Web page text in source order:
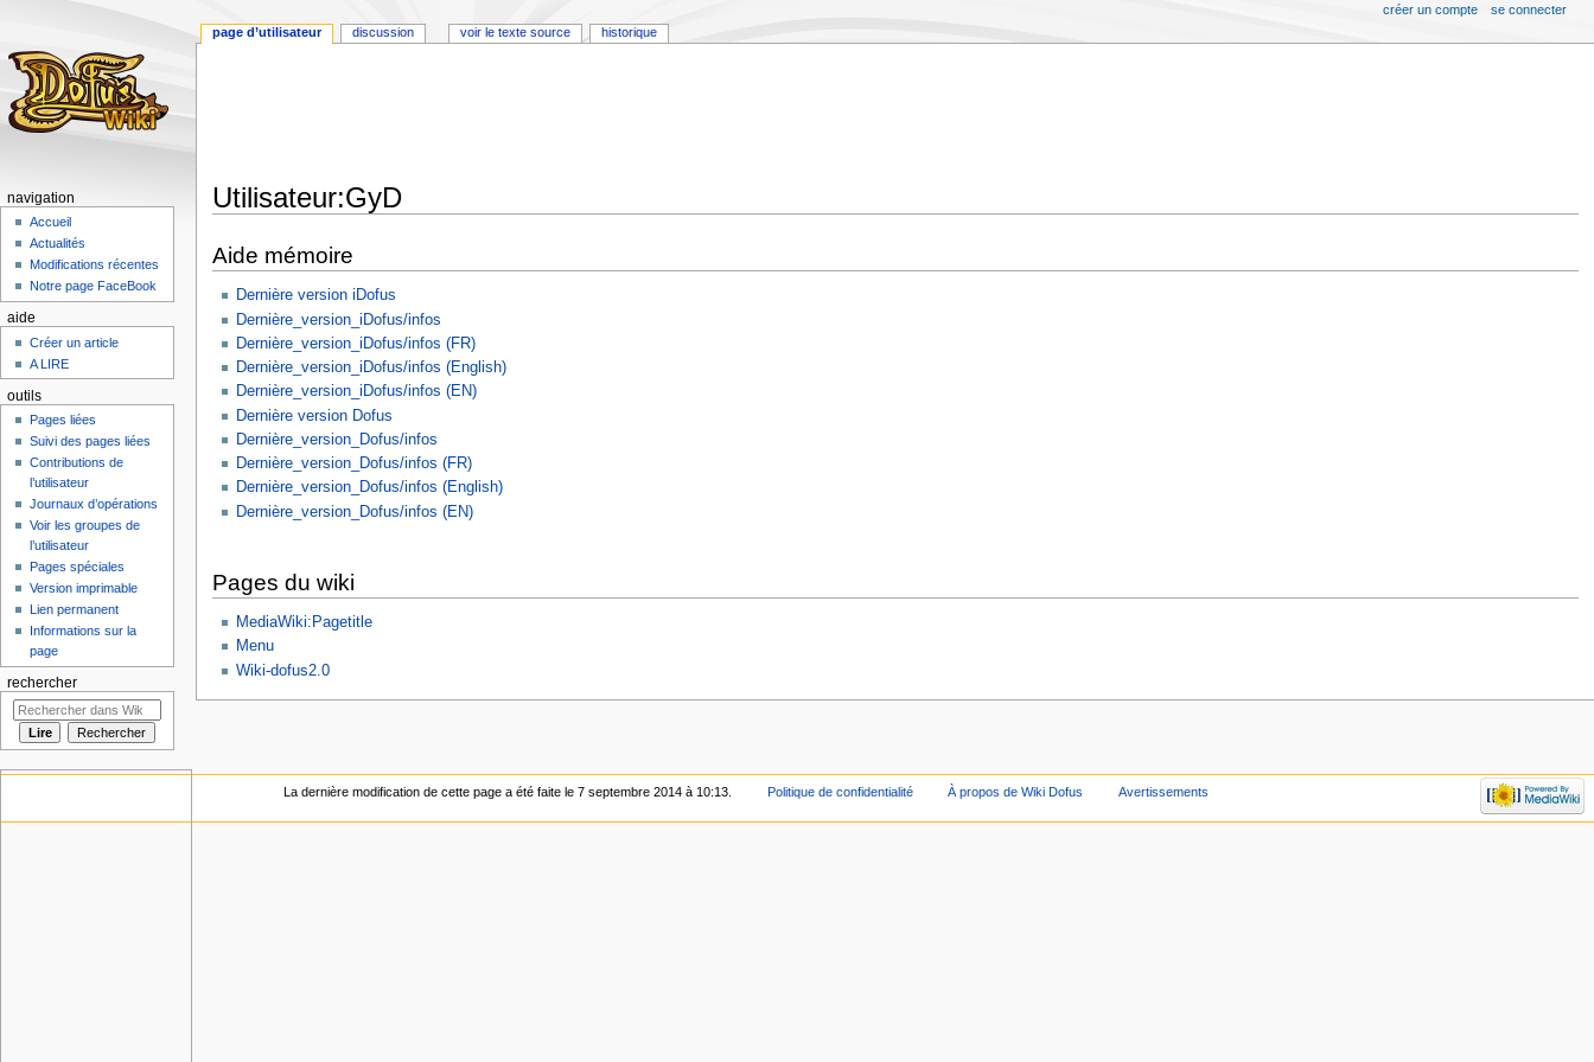
Utilisateur:GyD
à
navigation
à
recherche
Aide mémoire
Dernière version iDofus
Dernière_version_iDofus/infos
Dernière_version_iDofus/infos (FR)
Dernière_version_iDofus/infos (English)
Dernière_version_iDofus/infos (EN)
Dernière version Dofus
Dernière_version_Dofus/infos
Dernière_version_Dofus/infos (FR)
Dernière_version_Dofus/infos (English)
Dernière_version_Dofus/infos (EN)
Pages du wiki
MediaWiki:Pagetitle
Menu
Wiki-dofus2.0
page d’utilisateur discussion voir le texte source historique
créer un compte se connecter
navigation
Accueil
Actualités
Modifications récentes
Notre page FaceBook
aide
Créer un article
A LIRE
outils
Pages liées
Suivi des pages liées
Contributions de
l’utilisateur
Journaux d’opérations
Voir les groupes de
l’utilisateur
Pages spéciales
Version imprimable
Lien permanent
Informations sur la
page
rechercher
La dernière modification de cette page a été faite le 7 septembre 2014 à 10:13. Politique de confidentialité À propos de Wiki Dofus Avertissements